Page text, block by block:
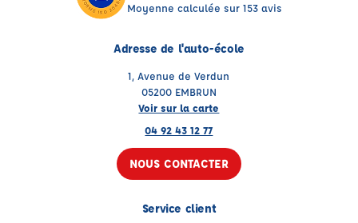
Moyenne calculée sur 153 avis
Adresse de l'auto-école
1, Avenue de Verdun
05200 EMBRUN
Voir sur la carte
04 92 43 12 77
NOUS CONTACTER
Service client